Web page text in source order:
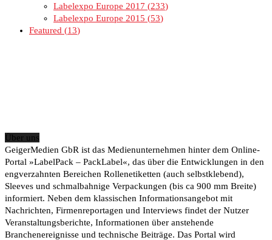
Labelexpo Europe 2017
233
Labelexpo Europe 2015
53
Featured
13
Über uns
GeigerMedien GbR ist das Medienunternehmen hinter dem Online-
Portal »LabelPack – PackLabel«, das über die Entwicklungen in den
engverzahnten Bereichen Rollenetiketten (auch selbstklebend),
Sleeves und schmalbahnige Verpackungen (bis ca 900 mm Breite)
informiert. Neben dem klassischen Informationsangebot mit
Nachrichten, Firmenreportagen und Interviews findet der Nutzer
Veranstaltungsberichte, Informationen über anstehende
Branchenereignisse und technische Beiträge. Das Portal wird